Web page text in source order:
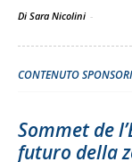
Di Sara Nicolini -
CONTENUTO
Sommet de
futuro della